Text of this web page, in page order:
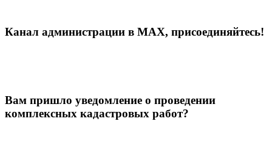
Канал администрации в МАХ, присоединяйтесь!
Вам пришло уведомление о проведении
комплексных кадастровых работ?